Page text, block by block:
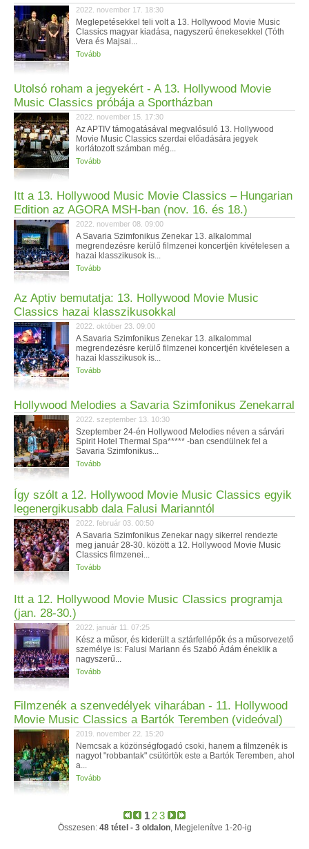
2022. november 17. 18:30
Meglepetésekkel teli volt a 13. Hollywood Movie Music
Classics magyar kiadása, nagyszerű énekesekkel (Tóth
Vera és Majsai...
Tovább
Utolsó roham a jegyekért - A 13. Hollywood Movie
Music Classics próbája a Sportházban
2022. november 15. 17:30
Az APTIV támogatásával megvalósuló 13. Hollywood
Movie Music Classics szerdai előadására jegyek
korlátozott számban még...
Tovább
Itt a 13. Hollywood Music Movie Classics – Hungarian
Edition az AGORA MSH-ban (nov. 16. és 18.)
2022. november 08. 09:00
A Savaria Szimfonikus Zenekar 13. alkalommal
megrendezésre kerülő filmzenei koncertjén kivételesen a
hazai klasszikusok is...
Tovább
Az Aptiv bemutatja: 13. Hollywood Movie Music
Classics hazai klasszikusokkal
2022. október 23. 09:00
A Savaria Szimfonikus Zenekar 13. alkalommal
megrendezésre kerülő filmzenei koncertjén kivételesen a
hazai klasszikusok is...
Tovább
Hollywood Melodies a Savaria Szimfonikus Zenekarral
2022. szeptember 13. 10:30
Szeptember 24-én Hollywood Melodies néven a sárvári
Spirit Hotel Thermal Spa***** -ban csendülnek fel a
Savaria Szimfonikus...
Tovább
Így szólt a 12. Hollywood Movie Music Classics egyik
legenergikusabb dala Falusi Marianntól
2022. február 03. 00:50
A Savaria Szimfonikus Zenekar nagy sikerrel rendezte
meg január 28-30. között a 12. Hollywood Movie Music
Classics filmzenei...
Tovább
Itt a 12. Hollywood Movie Music Classics programja
(jan. 28-30.)
2022. január 11. 07:25
Kész a műsor, és kiderült a sztárfellépők és a műsorvezető
személye is: Falusi Mariann és Szabó Ádám éneklik a
nagyszerű...
Tovább
Filmzenék a szenvedélyek viharában - 11. Hollywood
Movie Music Classics a Bartók Teremben (videóval)
2019. november 22. 15:20
Nemcsak a közönségfogadó csoki, hanem a filmzenék is
nagyot "robbantak" csütörtök este a Bartók Teremben, ahol
a...
Tovább
1 23
Összesen: 48 tétel - 3 oldalon, Megjelenítve 1-20-ig